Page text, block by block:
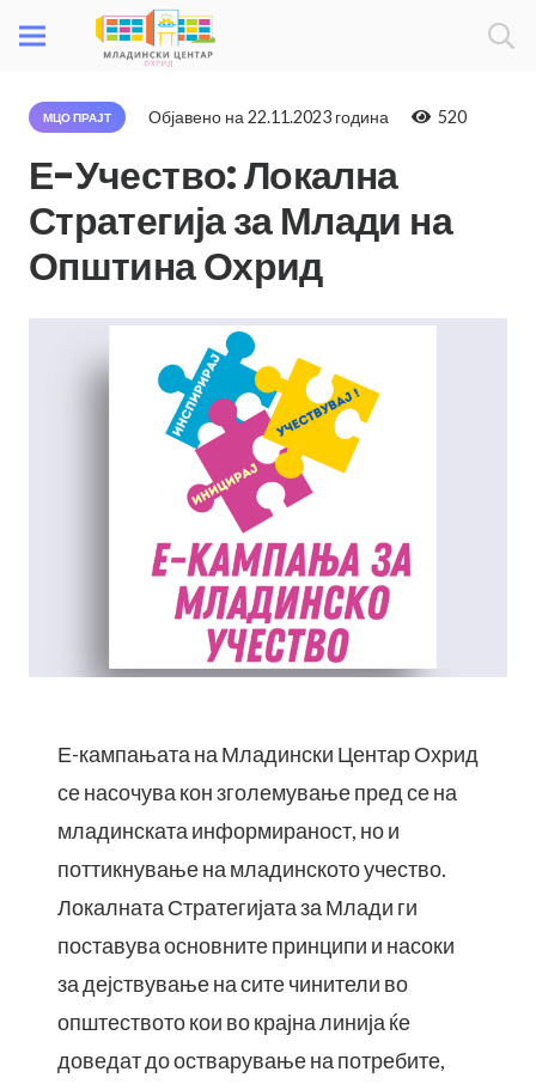
МЦО ПРАЈТ Објавено на22.11.2023 година 520
Е-Учество: Локална
Стратегија за Млади на
Општина Охрид
Е-кампањата на Младински Центар Охрид
се насочува кон зголемување пред се на
младинската информираност, но и
поттикнување на младинското учество.
Локалната Стратегијата за Млади ги
поставува основните принципи и насоки
за дејствување на сите чинители во
општеството кои во крајна линија ќе
доведат до остварување на потребите,